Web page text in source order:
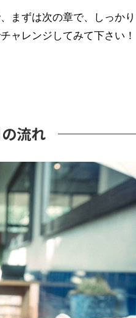
まずは次の章で、しっかり
ャレンジしてみて下さい！
流れ